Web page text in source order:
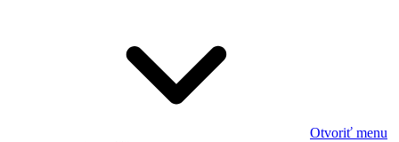
Otvoriť menu